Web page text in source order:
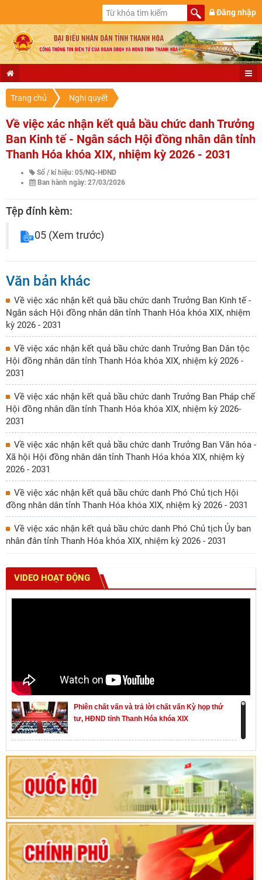
Đăng nhập
Trang chủ Nghị quyết
Về việc xác nhận kết quả bầu chức danh Trưởng
Ban Kinh tế - Ngân sách Hội đồng nhân dân tỉnh
Thanh Hóa khóa XIX, nhiệm kỳ 2026 - 2031
Số / kí hiệu: 05/NQ-HĐND
Ban hành ngày: 27/03/2026
Tệp đính kèm:
05 (Xem trước)
Văn bản khác
Về việc xác nhận kết quả bầu chức danh Trưởng Ban Kinh tế -
Ngân sách Hội đồng nhân dân tỉnh Thanh Hóa khóa XIX, nhiệm
kỳ 2026 - 2031
Về việc xác nhận kết quả bầu chức danh Trưởng Ban Dân tộc
Hội đồng nhân dân tỉnh Thanh Hóa khóa XIX, nhiệm kỳ 2026 -
2031
Về việc xác nhận kết quả bầu chức danh Trưởng Ban Pháp chế
Hội đồng nhân dần tỉnh Thanh Hóa khóa XIX, nhiệm kỳ 2026-
2031
Về việc xác nhận kết quả bầu chức danh Trưởng Ban Văn hóa -
Xã hội Hội đồng nhân dân tỉnh Thanh Hóa khóa XIX, nhiệm kỳ
2026 - 2031
Về việc xác nhận kết quả bầu chức danh Phó Chủ tịch Hội
đồng nhân dân tỉnh Thanh Hóa khóa XIX, nhiệm kỳ 2026 - 2031
Về việc xác nhận kết quả bầu chức danh Phó Chủ tịch Ủy ban
nhân đân tỉnh Thanh Hóa khóa XIX, nhiệm kỳ 2026 - 2031
VIDEO HOẠT ĐỘNG
Phiên chất vấn và trả lời chất vấn Kỳ họp thứ
tư, HĐND tỉnh Thanh Hóa khóa XIX
Khai mạc kỳ họp thứ Nhất, Quốc hội khóa XVI
Hướng dẫn quy trình bỏ phiếu bầu cử ĐBQH
khoá XVI và đại biểu HĐND các cấp nhiệm kỳ
2026-2031
80 năm Quốc hội Việt Nam: vì lợi ích Nhân dân,
vì sự phát triển của đất nước